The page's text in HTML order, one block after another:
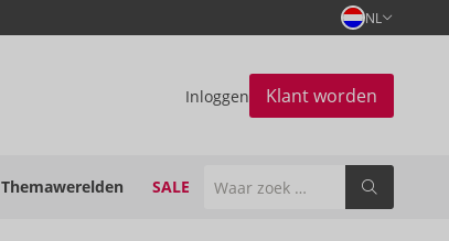
NL
Inloggen Klant worden
Themawerelden SALE